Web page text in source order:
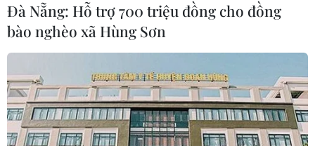
Quảng Bình ngăn chặn vụ vận chuyển gần
2.000 đơn vị sản phẩm hàng nhập lậu
Đà Nẵng: Hỗ trợ 700 triệu đồng cho đồng
bào nghèo xã Hùng Sơn